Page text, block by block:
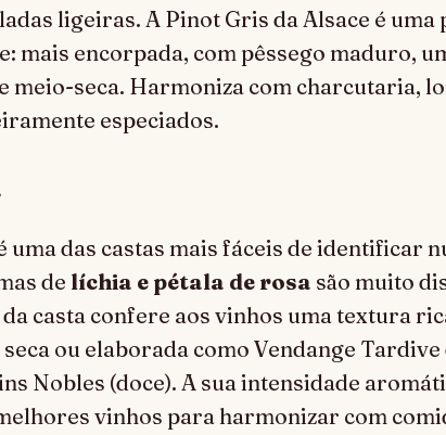
ligeiras. A Pinot Gris da Alsace é uma
mais encorpada, com pêssego maduro,
meio-seca. Harmoniza com charcutaria,
especiados.
das castas mais fáceis de identificar
de líchia e pétala de rosa são muito
casta confere aos vinhos uma textura
seca ou elaborada como Vendange
Nobles (doce). A sua intensidade
vinhos para harmonizar com